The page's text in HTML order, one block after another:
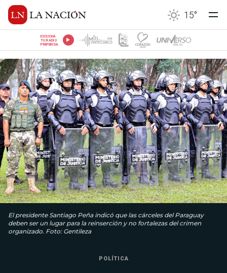
15°
ESCUCHÁ
TU RADIO
PREFERIDA
El presidente Santiago Peña indicó que las cárceles del Paraguay
deben ser un lugar para la reinserción y no fortalezas del crimen
organizado. Foto: Gentileza
POLÍTICA